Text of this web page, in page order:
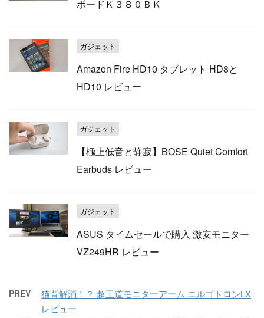
ボードＫ３８０ＢＫ
ガジェット
Amazon Fire HD10 タブレット HD8と
HD10 レビュー
ガジェット
【極上低音と静寂】BOSE Quiet Comfort
Earbuds レビュー
ガジェット
ASUS タイムセールで購入 激安モニター
VZ249HR レビュー
PREV
猫背解消！？ 超王道モニターアーム エルゴトロンLX
レビュー